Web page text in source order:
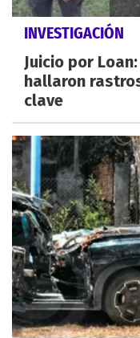
INVESTIGACIÓN
Juicio por
hallaron
clave